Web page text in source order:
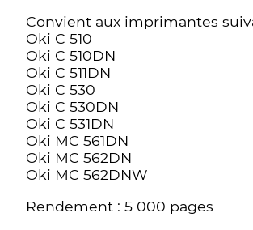
Convient aux imprimantes
Oki C 510
Oki C 510DN
Oki C 511DN
Oki C 530
Oki C 530DN
Oki C 531DN
Oki MC 561DN
Oki MC 562DN
Oki MC 562DNW
Rendement : 5 000 pages